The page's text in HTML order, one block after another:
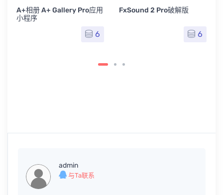
A+相册 A+ Gallery Pro应用
小程序
6
FxSound 2 Pro破解版
6
admin
与Ta联系